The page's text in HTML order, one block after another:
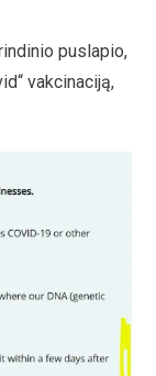
puslapio,
vakcinaciją,